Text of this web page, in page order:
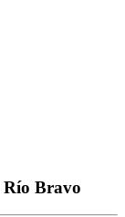
Río Bravo